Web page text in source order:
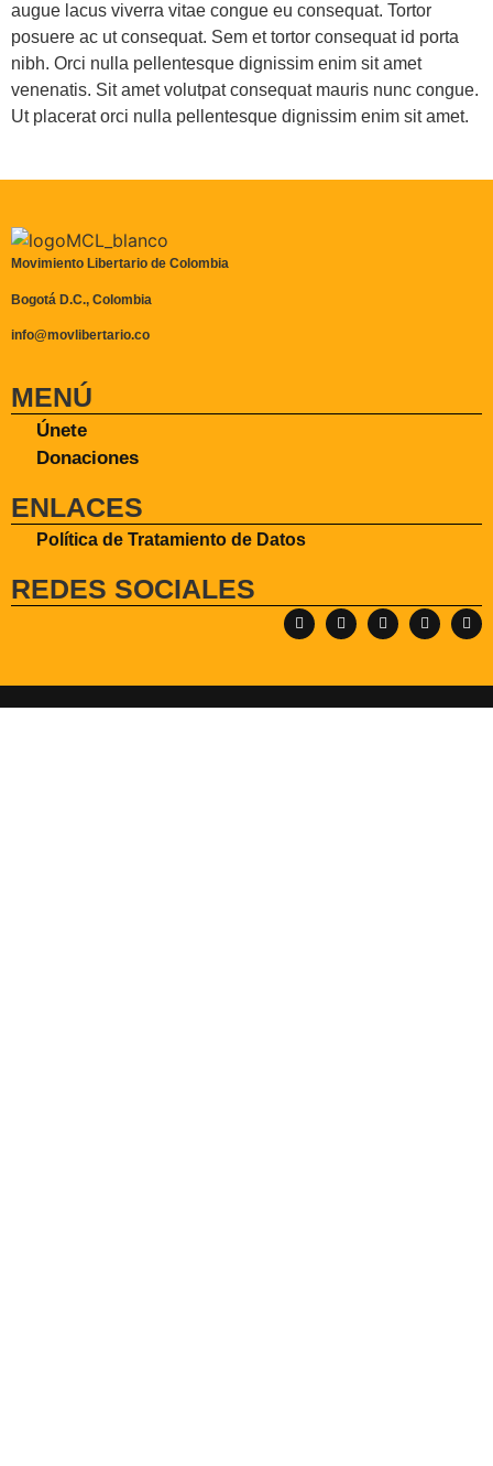
augue lacus viverra vitae congue eu consequat. Tortor
posuere ac ut consequat. Sem et tortor consequat id porta
nibh. Orci nulla pellentesque dignissim enim sit amet
venenatis. Sit amet volutpat consequat mauris nunc congue.
Ut placerat orci nulla pellentesque dignissim enim sit amet.
Movimiento Libertario de Colombia
Bogotá D.C., Colombia
info@movlibertario.co
MENÚ
Únete
Donaciones
ENLACES
Política de Tratamiento de Datos
REDES SOCIALES